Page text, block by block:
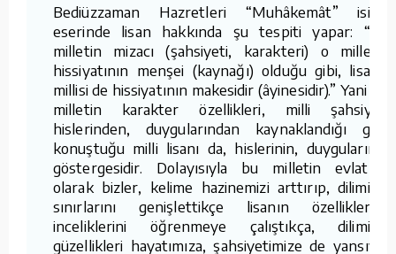
Bediüzzaman Hazretleri “Muhâkemât” isimli
eserinde lisan hakkında şu tespiti yapar: “Bir
milletin mizacı (şahsiyeti, karakteri) o milletin
hissiyatının menşei (kaynağı) olduğu gibi, lisan-ı
millisi de hissiyatının makesidir (âyinesidir).” Yani bir
milletin karakter özellikleri, milli şahsiyeti
hislerinden, duygularından kaynaklandığı gibi,
konuştuğu milli lisanı da, hislerinin, duygularının
göstergesidir. Dolayısıyla bu milletin evlatları
olarak bizler, kelime hazinemizi arttırıp, dilimizin
sınırlarını genişlettikçe lisanın özelliklerini,
inceliklerini öğrenmeye çalıştıkça, dilimizin
güzellikleri hayatımıza, şahsiyetimize de yansıyıp